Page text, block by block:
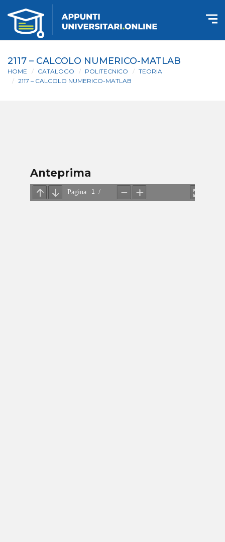
2117 – CALCOLO NUMERICO-MATLAB
HOME CATALOGO POLITECNICO
TEORIA
2117 – CALCOLO NUMERICO-MATLAB
Anteprima